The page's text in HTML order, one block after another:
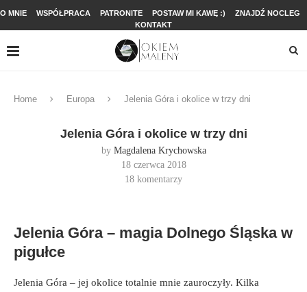
O MNIE WSPÓŁPRACA PATRONITE POSTAW MI KAWĘ :)
ZNAJDŹ NOCLEG
KONTAKT
Home Europa Jelenia Góra i okolice w trzy dni
Jelenia Góra i okolice w trzy dni
by Magdalena Krychowska
18 czerwca 2018
18 komentarzy
Jelenia Góra – magia Dolnego Śląska w
pigułce
Jelenia Góra – jej okolice totalnie mnie zauroczyły. Kilka